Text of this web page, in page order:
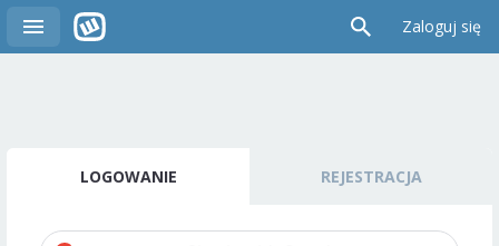
Zaloguj się
LOGOWANIE REJESTRACJA